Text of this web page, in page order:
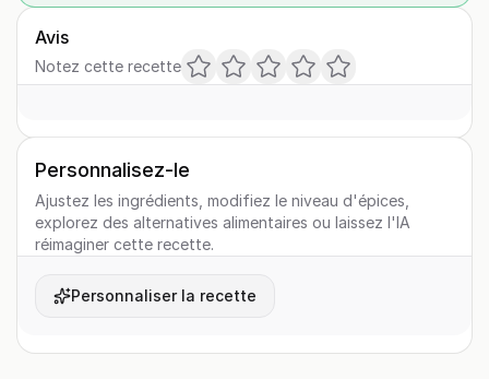
Avis
Notez cette recette
Personnalisez-le
Ajustez les ingrédients, modifiez le niveau d'épices,
explorez des alternatives alimentaires ou laissez l'IA
réimaginer cette recette.
Personnaliser la recette